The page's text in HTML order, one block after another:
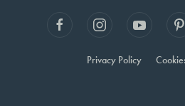
Privacy Policy